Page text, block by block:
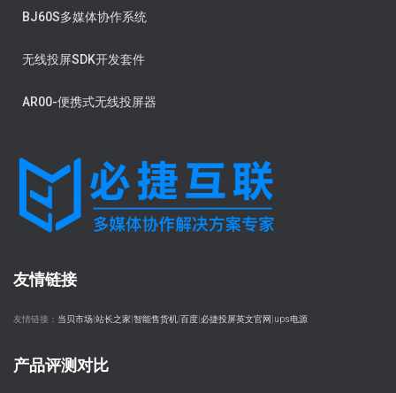
BJ60S多媒体协作系统
无线投屏SDK开发套件
AR00-便携式无线投屏器
友情链接
友情链接： 当贝市场 站长之家 智能售货机 百度 必捷投屏英文官网 ups电源
产品评测对比